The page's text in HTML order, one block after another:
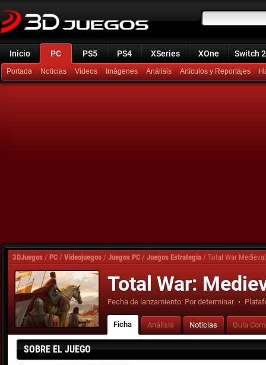
Inicio PC PS5 PS4 XSeries XOne Switch 2
Portada Noticias Videos Imágenes Análisis Artículos y Reportajes
3DJuegos / PC / Videojuegos / Juegos PC / Juegos Estrategia / Total War
Total War:
Fecha de lanzamiento: Por determinar ·
Ficha Análisis Noticias Guía
SOBRE EL JUEGO